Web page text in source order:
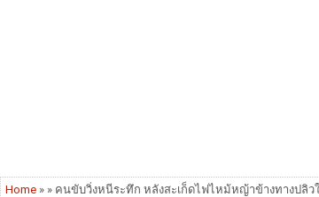
Home » » คนขับวิ่งหนีระทึก หลังสะเก็ดไฟไหม้หญ้าข้างทางปลิ